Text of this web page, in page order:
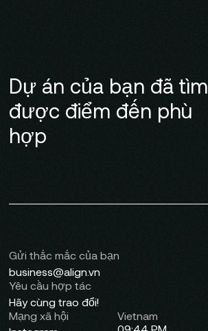
Dự án của bạn đã tìm
được điểm đến phù
hợp
Gửi thắc mắc của bạn
business@align.vn
Yêu cầu hợp tác
Hãy cùng trao đổi!
Mạng xã hội
Vietnam